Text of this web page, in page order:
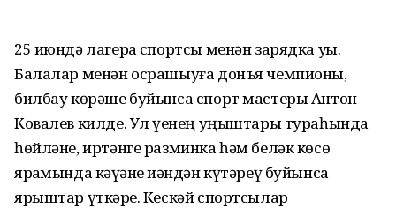
25 июндә лагерҙа спортсы менән зарядка уҙҙы.
Балалар менән осрашыуға донъя чемпионы,
билбау көрәше буйынса спорт мастеры Антон
Ковалев килде. Ул үҙенең уңыштары тураһында
һөйләне, иртәнге разминка һәм беләк көсө
ярҙамында кәүҙәне иҙәндән күтәреү буйынса
ярыштар үткәрҙе. Кескәй спортсылар